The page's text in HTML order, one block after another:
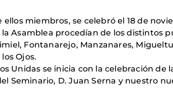
miembros, se celebró el 18 de
Asamblea procedían de los distintos
Fontanarejo, Manzanares,
Ojos.
Unidas se inicia con la celebración
Seminario, D. Juan Serna y nuestro